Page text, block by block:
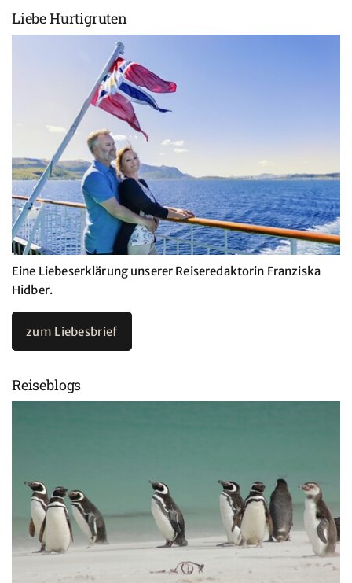
Liebe Hurtigruten
Eine Liebeserklärung unserer Reiseredaktorin Franziska
Hidber.
zum Liebesbrief
Reiseblogs